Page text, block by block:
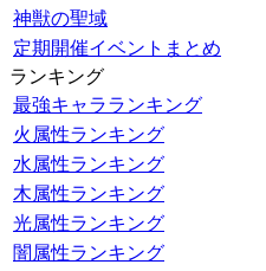
神獣の聖域
定期開催イベントまとめ
ランキング
最強キャラランキング
火属性ランキング
水属性ランキング
木属性ランキング
光属性ランキング
闇属性ランキング